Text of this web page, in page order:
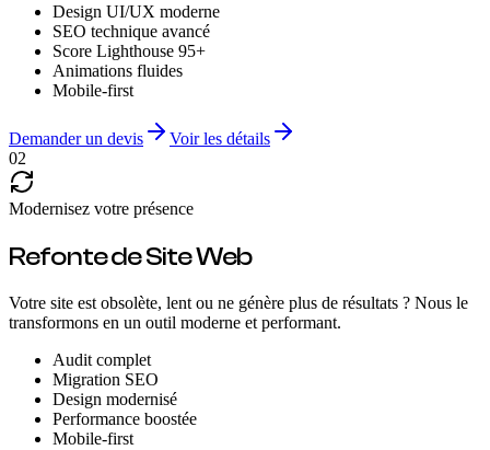
Design UI/UX moderne
SEO technique avancé
Score Lighthouse 95+
Animations fluides
Mobile-first
Demander un devis
Voir les détails
02
Modernisez votre présence
Refonte de Site Web
Votre site est obsolète, lent ou ne génère plus de résultats ? Nous le
transformons en un outil moderne et performant.
Audit complet
Migration SEO
Design modernisé
Performance boostée
Mobile-first